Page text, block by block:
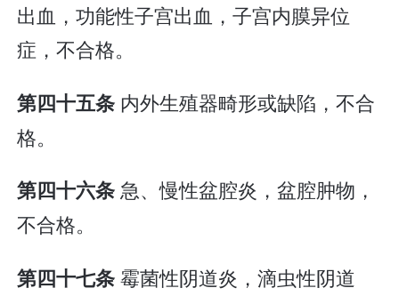
出血，功能性子宫出血，子宫内膜异位
症，不合格。
第四十五条 内外生殖器畸形或缺陷，不合
格。
第四十六条急、慢性盆腔炎，盆腔肿物，
不合格。
第四十七条霉菌性阴道炎，滴虫性阴道